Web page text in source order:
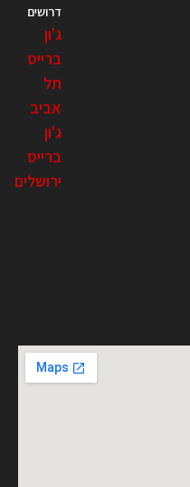
דרושים
ג'ון
ברייס
תל
אביב
ג'ון
ברייס
ירושלים